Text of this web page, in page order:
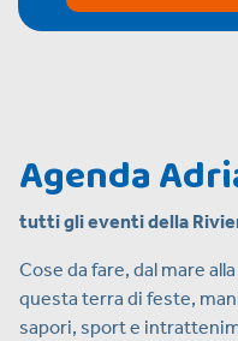
Agenda
tutti gli eventi della
Cose da fare, dal mare
questa terra di feste,
sapori, sport e